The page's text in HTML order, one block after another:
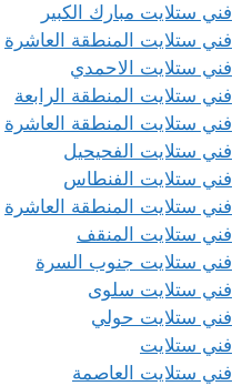
فني ستلايت مبارك الكبير
فني ستلايت المنطقة العاشرة
فني ستلايت الاحمدي
فني ستلايت المنطقة الرابعة
فني ستلايت المنطقة العاشرة
فني ستلايت الفحيحيل
فني ستلايت الفنطاس
فني ستلايت المنطقة العاشرة
فني ستلايت المنقف
فني ستلايت جنوب السرة
فني ستلايت سلوى
فني ستلايت حولي
فني ستلايت
فني ستلايت العاصمة